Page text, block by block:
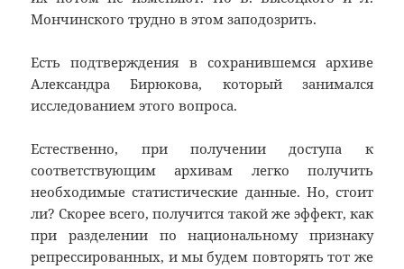
Мончинского трудно в этом заподозрить.
Есть подтверждения в сохранившемся архиве
Александра Бирюкова, который занимался
исследованием этого вопроса.
Естественно, при получении доступа к
соответствующим архивам легко получить
необходимые статистические данные. Но, стоит
ли? Скорее всего, получится такой же эффект, как
при разделении по национальному признаку
репрессированных, и мы будем повторять тот же